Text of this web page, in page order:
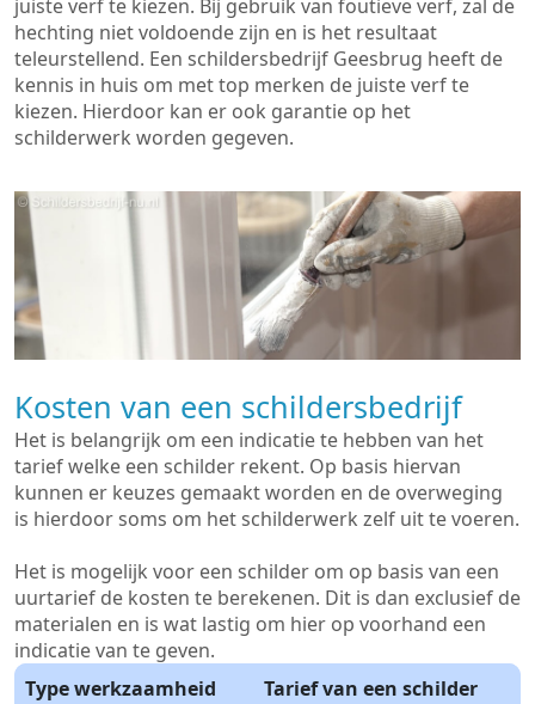
juiste verf te kiezen. Bij gebruik van foutieve verf, zal de
hechting niet voldoende zijn en is het resultaat
teleurstellend. Een schildersbedrijf Geesbrug heeft de
kennis in huis om met top merken de juiste verf te
kiezen. Hierdoor kan er ook garantie op het
schilderwerk worden gegeven.
Kosten van een schildersbedrijf
Het is belangrijk om een indicatie te hebben van het
tarief welke een schilder rekent. Op basis hiervan
kunnen er keuzes gemaakt worden en de overweging
is hierdoor soms om het schilderwerk zelf uit te voeren.
Het is mogelijk voor een schilder om op basis van een
uurtarief de kosten te berekenen. Dit is dan exclusief de
materialen en is wat lastig om hier op voorhand een
indicatie van te geven.
Type werkzaamheid
Tarief van een schilder